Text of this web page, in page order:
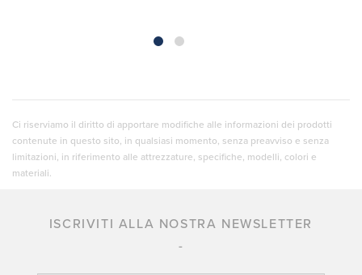
Ci riserviamo il diritto di apportare modifiche alle informazioni dei prodotti
contenute in questo sito, in qualsiasi momento, senza preavviso e senza
limitazioni, in riferimento alle attrezzature, specifiche, modelli, colori e
materiali.
ISCRIVITI ALLA NOSTRA NEWSLETTER